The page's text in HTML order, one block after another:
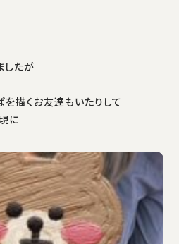
したが
を描くお友達もいたりして
に